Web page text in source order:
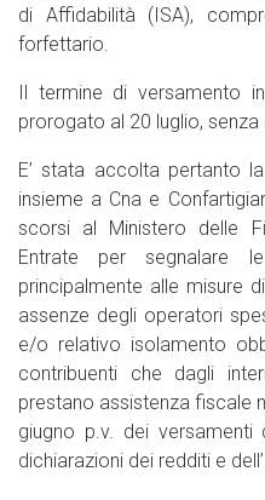
di Affidabilità (ISA),
forfettario.
Il termine di versamento
prorogato al 20 luglio,
E’ stata accolta pertanto
insieme a Cna e
scorsi al Ministero delle
Entrate per segnalare
principalmente alle misure
assenze degli operatori
e/o relativo isolamento
contribuenti che dagli
prestano assistenza fiscale
giugno p.v. dei
dichiarazioni dei redditi e